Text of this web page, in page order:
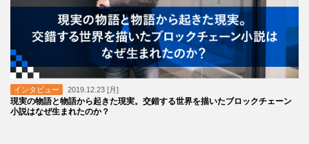
インタビュー 2019.12.23 [月]
現実の物語と物語から起きた現実。交錯する世界を描いたブロックチェーン
小説はなぜ生まれたのか？